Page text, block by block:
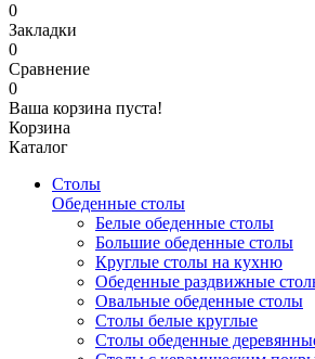
0
Закладки
0
Сравнение
0
Ваша корзина пуста!
Корзина
Каталог
Столы
Обеденные столы
Белые обеденные столы
Большие обеденные столы
Круглые столы на кухню
Обеденные раздвижные
Овальные обеденные столы
Столы белые круглые
Столы обеденные